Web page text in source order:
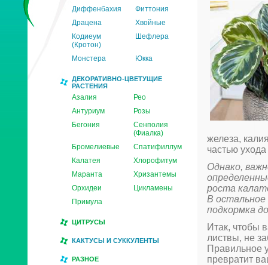
Диффенбахия
Фиттония
Драцена
Хвойные
Кодиеум
(Кротон)
Шефлера
Монстера Юкка
ДЕКОРАТИВНО-ЦВЕТУЩИЕ
РАСТЕНИЯ
Азалия
Рео
Антуриум
Розы
Бегония
Сенполия
(Фиалка)
Бромелиевые
Спатифиллум
Калатея
Хлорофитум
Маранта
Хризантемы
Орхидеи
Цикламены
Примула
ЦИТРУСЫ
КАКТУСЫ И СУККУЛЕНТЫ
РАЗНОЕ
железа,
частью
Однако,
роста
В остальное
подкормка
Итак, чтобы
листвы, не
Правильное
превратит